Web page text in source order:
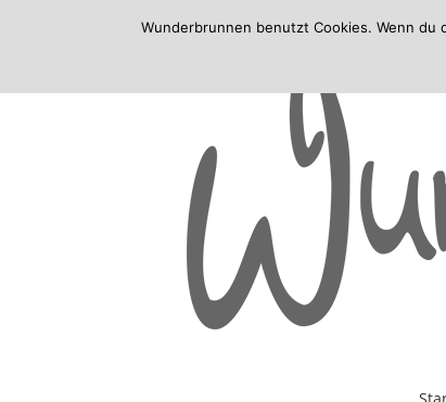
Wunderbrunnen benutzt Cookies. Wenn